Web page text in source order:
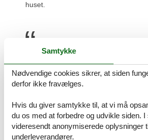
huset.
Action house er et besøg værd og så
Prisgaranti og kundeservice
Alle huse som udlejes gennem os er dækket
Det betyder simpelthen at vi står inde for, at
af vores konkurrenter, som udlejer dit
sommerhusudlejning ved Løkken til en pris,
vores.
Samtykke
Nødvendige cookies sikrer, at siden
derfor ikke fravælges.
Hvis du giver samtykke til, at vi må
du os med at forbedre og udvikle siden.
videresendt anonymiserede oplysninger
underleverandører.